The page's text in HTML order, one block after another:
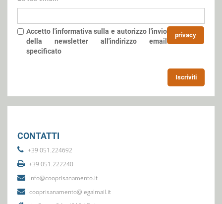
Accetto l'informativa sulla privacy
e autorizzo l'invio
della newsletter all'indirizzo email
specificato
Iscriviti
CONTATTI
+39 051.224692
+39 051.222240
info@cooprisanamento.it
cooprisanamento@legalmail.it